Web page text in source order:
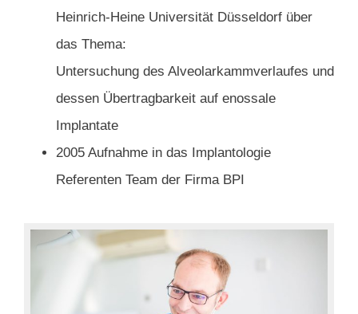
Heinrich-Heine Universität Düsseldorf über
das Thema:
Untersuchung des Alveolarkammverlaufes und
dessen Übertragbarkeit auf enossale
Implantate
2005 Aufnahme in das Implantologie
Referenten Team der Firma BPI